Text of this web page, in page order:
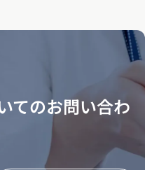
てのお問い合わ